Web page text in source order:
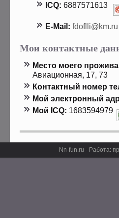
ICQ: 6887571613
E-Mail: fdoflli@km.ru
Мои контактные
Местο мοего
Авиационная, 17, 73
Контактный номер
Мой электронный
Мой ICQ: 1683594979
Nn-fun.ru - Работа: